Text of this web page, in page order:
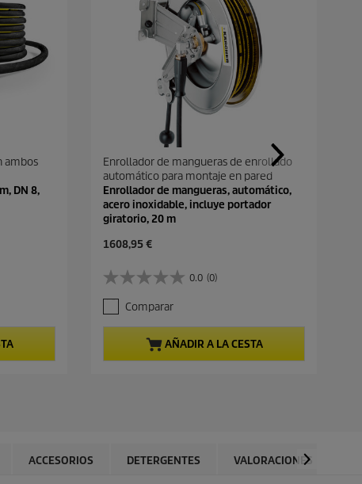
ambos
DN 8,
Enrollador de mangueras de enrollado
automático para montaje en pared
Enrollador de mangueras, automático,
acero inoxidable, incluye portador
giratorio, 20 m
P
e
c
i
o
a
t
1608,95 €
0.0 (0)
0
.
0
d
Comparar
AÑADIR A LA CESTA
ACCESORIOS DETERGENTES VALORACIONES